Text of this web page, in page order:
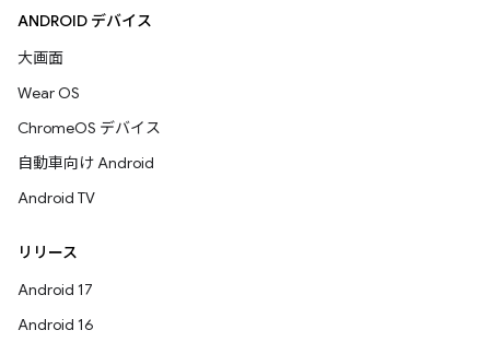
ANDROID デバイス
大画面
Wear OS
ChromeOS デバイス
自動車向け Android
Android TV
リリース
Android 17
Android 16